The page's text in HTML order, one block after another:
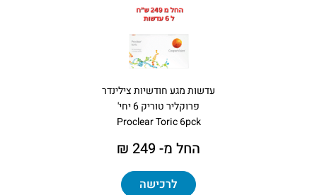
עדשות מגע חודשיות צילינדר
פרוקליר טוריק 6 יחי'
Proclear Toric 6pck
החל מ- 249 ₪
לרכישה